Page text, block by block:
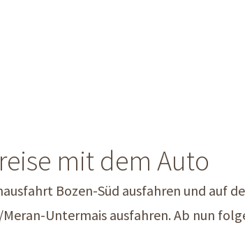
mit dem Auto
Bozen-Süd ausfahren und auf
Untermais ausfahren. Ab nun